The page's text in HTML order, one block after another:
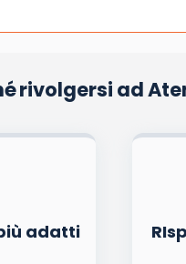
tua email sarà utilizzata per comunicarti se qualcuno risponde al tuo commento e non sarà pubblicata.
commento.
rivolgersi ad
adatti